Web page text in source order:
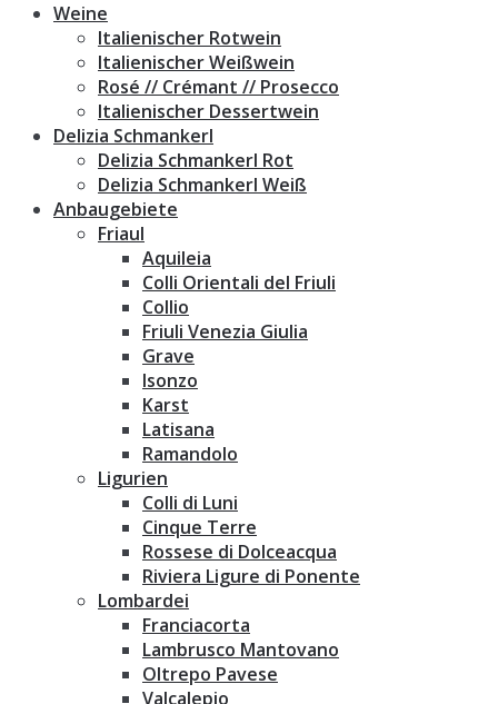
Weine
Italienischer Rotwein
Italienischer Weißwein
Rosé // Crémant // Prosecco
Italienischer Dessertwein
Delizia Schmankerl
Delizia Schmankerl Rot
Delizia Schmankerl Weiß
Anbaugebiete
Friaul
Aquileia
Colli Orientali del Friuli
Collio
Friuli Venezia Giulia
Grave
Isonzo
Karst
Latisana
Ramandolo
Ligurien
Colli di Luni
Cinque Terre
Rossese di Dolceacqua
Riviera Ligure di Ponente
Lombardei
Franciacorta
Lambrusco Mantovano
Oltrepo Pavese
Valcalepio